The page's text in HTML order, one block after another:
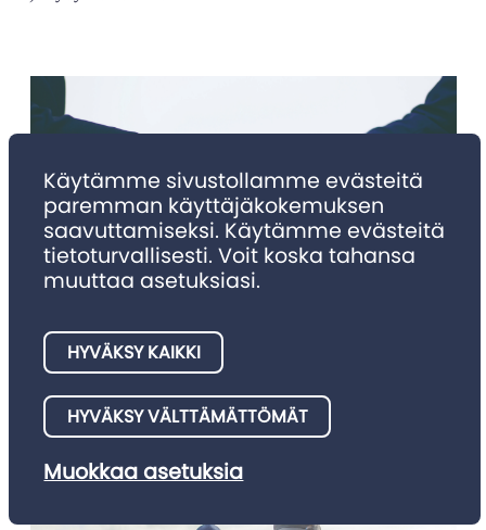
Nimitykset 4/2025
Julkaisemme tällä palstalla asianajotoimistojen meille
ilmoittamia nimitysuutisia.
Käytämme sivustollamme evästeitä
paremman käyttäjäkokemuksen
saavuttamiseksi. Käytämme evästeitä
tietoturvallisesti. Voit koska tahansa
muuttaa asetuksiasi.
HYVÄKSY VÄLTTÄMÄTTÖMÄT
HYVÄKSY KAIKKI
Muokkaa asetuksia